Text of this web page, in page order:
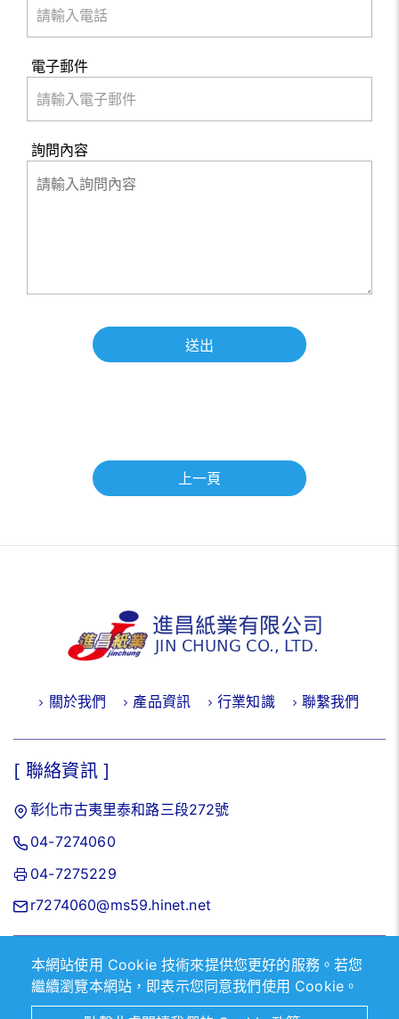
電子郵件
詢問內容
送出
上一頁
本網站使用 Cookie 技術來提供您更好的服務。若您
繼續瀏覽本網站，即表示您同意我們使用 Cookie。
關於我們 產品資訊 行業知識 聯繫我們
[ 聯絡資訊 ]
彰化市古夷里泰和路三段272號
04-7274060
04-7275229
r7274060@ms59.hinet.net
2026 © 進昌紙業有限公司. Designed by首岳資訊.
網站地